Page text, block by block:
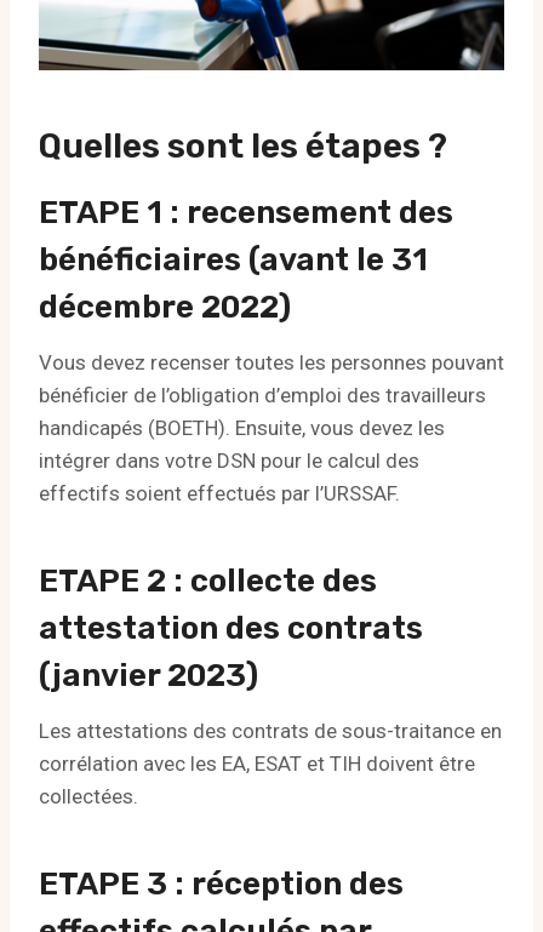
Quelles sont les étapes ?
ETAPE 1 : recensement des
bénéficiaires (avant le 31
décembre 2022)
Vous devez recenser toutes les personnes pouvant
bénéficier de l’obligation d’emploi des travailleurs
handicapés (BOETH). Ensuite, vous devez les
intégrer dans votre DSN pour le calcul des
effectifs soient effectués par l’URSSAF.
ETAPE 2 : collecte des
attestation des contrats
(janvier 2023)
Les attestations des contrats de sous-traitance en
corrélation avec les EA, ESAT et TIH doivent être
collectées.
ETAPE 3 : réception des